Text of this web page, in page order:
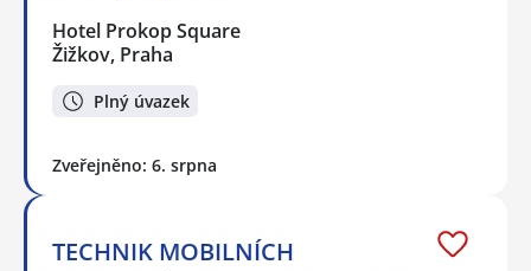
Hotel Prokop Square
Žižkov, Praha
Plný úvazek
Zveřejněno: 6. srpna
TECHNIK MOBILNÍCH